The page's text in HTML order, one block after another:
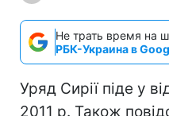
Не трать время на
РБК-Украина в
Уряд Сирії піде у
2011 р. Також